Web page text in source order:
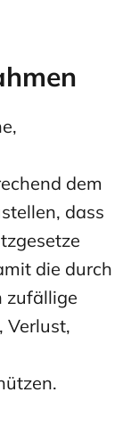
dem
dass
die durch
zufällige
Verlust,